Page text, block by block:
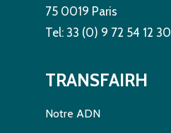
75 0019 Paris
Tel: 33 (0) 9 72 54 12 30
TRANSFAIRH
Notre ADN